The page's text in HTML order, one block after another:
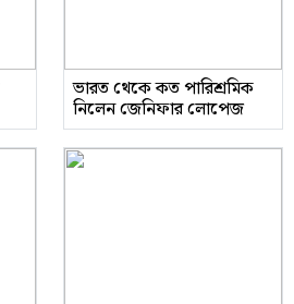
ভারত থেকে কত পারিশ্রমিক
নিলেন জেনিফার লোপেজ